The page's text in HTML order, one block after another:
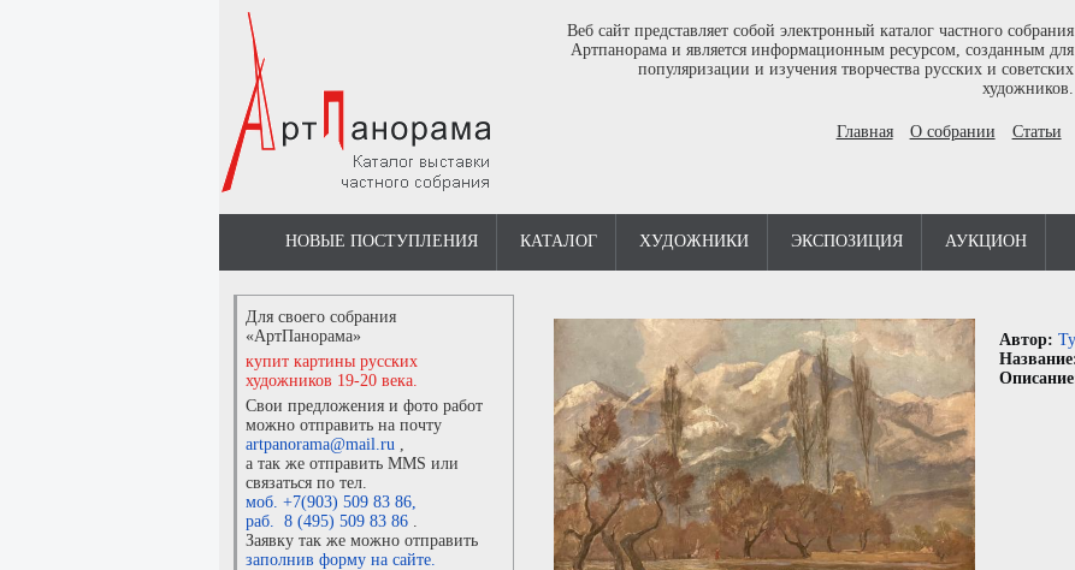
Веб сайт представляет собой электронный каталог частного собрания
Артпанорама и является информационным ресурсом, созданным для
популяризации и изучения творчества русских и советских
художников.
Главная О собрании Статьи
НОВЫЕ ПОСТУПЛЕНИЯ КАТАЛОГ ХУДОЖНИКИ ЭКСПОЗИЦИЯ АУКЦИОН
Для своего собрания
«АртПанорама»
купит картины русских
художников 19-20 века.
Свои предложения и фото работ
можно отправить на почту
artpanorama@mail.ru ,
а так же отправить MMS или
связаться по тел.
моб. +7(903) 509 83 86,
раб. 8 (495) 509 83 86 .
Заявку так же можно отправить
заполнив форму на сайте.
Автор: